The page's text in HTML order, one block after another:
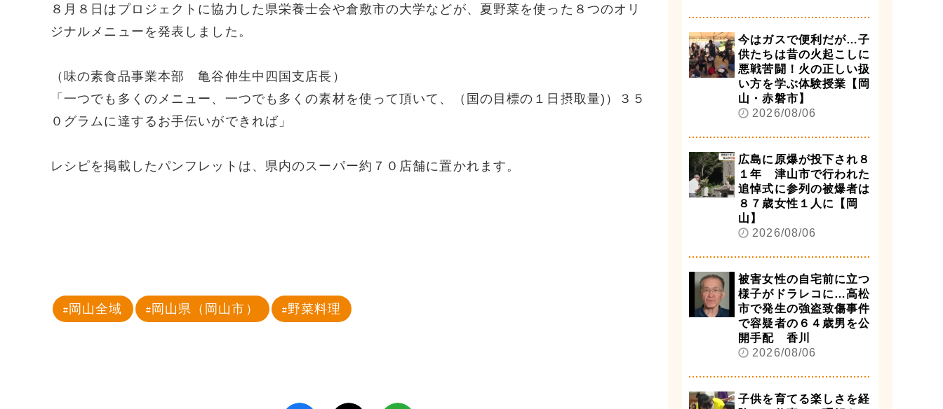
８月８日はプロジェクトに協力した県栄養士会や倉敷市の大学などが、夏野菜を使った８つのオリ
ジナルメニューを発表しました。
（味の素食品事業本部 亀谷伸生中四国支店長）
「一つでも多くのメニュー、一つでも多くの素材を使って頂いて、（国の目標の１日摂取量)）３５
０グラムに達するお手伝いができれば」
レシピを掲載したパンフレットは、県内のスーパー約７０店舗に置かれます。
岡山全域 岡山県（岡山市） 野菜料理
今はガスで便利だが…子
供たちは昔の火起こしに
悪戦苦闘！火の正しい扱
い方を学ぶ体験授業【岡
山・赤磐市】
2026/08/06
広島に原爆が投下され８
１年 津山市で行われた
追悼式に参列の被爆者は
８７歳女性１人に【岡
山】
2026/08/06
被害女性の自宅前に立つ
様子がドラレコに…高松
市で発生の強盗致傷事件
で容疑者の６４歳男を公
開手配 香川
2026/08/06
子供を育てる楽しさを経